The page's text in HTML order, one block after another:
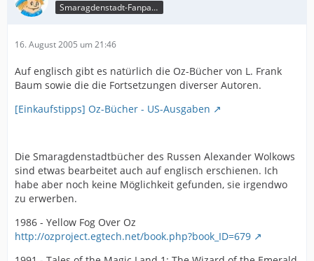
Smaragdenstadt-Fanpage
16. August 2005 um 21:46
Auf englisch gibt es natürlich die Oz-Bücher von L. Frank
Baum sowie die die Fortsetzungen diverser Autoren.
[Einkaufstipps] Oz-Bücher - US-Ausgaben
Die Smaragdenstadtbücher des Russen Alexander Wolkows
sind etwas bearbeitet auch auf englisch erschienen. Ich
habe aber noch keine Möglichkeit gefunden, sie irgendwo
zu erwerben.
1986 - Yellow Fog Over Oz
http://ozproject.egtech.net/book.php?book_ID=679